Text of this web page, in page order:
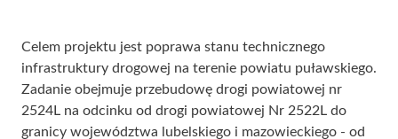
Celem projektu jest poprawa stanu technicznego
infrastruktury drogowej na terenie powiatu puławskiego.
Zadanie obejmuje przebudowę drogi powiatowej nr
2524L na odcinku od drogi powiatowej Nr 2522L do
granicy województwa lubelskiego i mazowieckiego - od